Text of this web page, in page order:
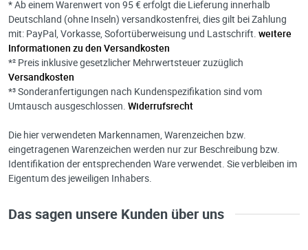
* Ab einem Warenwert von 95 € erfolgt die Lieferung innerhalb
Deutschland (ohne Inseln) versandkostenfrei, dies gilt bei Zahlung
mit: PayPal, Vorkasse, Sofortüberweisung und Lastschrift. weitere
Informationen zu den Versandkosten
*² Preis inklusive gesetzlicher Mehrwertsteuer zuzüglich
Versandkosten
*³ Sonderanfertigungen nach Kundenspezifikation sind vom
Umtausch ausgeschlossen. Widerrufsrecht
Die hier verwendeten Markennamen, Warenzeichen bzw.
eingetragenen Warenzeichen werden nur zur Beschreibung bzw.
Identifikation der entsprechenden Ware verwendet. Sie verbleiben im
Eigentum des jeweiligen Inhabers.
Das sagen unsere Kunden über uns